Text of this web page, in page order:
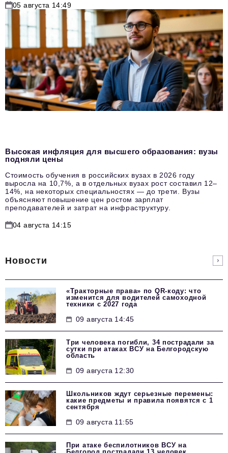
05 августа 14:49
Высокая инфляция для высшего образования: вузы
подняли цены
Стоимость обучения в российских вузах в 2026 году
выросла на 10,7%, а в отдельных вузах рост составил 12–
14%, на некоторых специальностях — до трети. Вузы
объясняют повышение цен ростом зарплат
преподавателей и затрат на инфраструктуру.
04 августа 14:15
Новости
«Тракторные права» по QR-коду: что
изменится для водителей самоходной
техники с 2027 года
09 августа 14:45
Три человека погибли, 34 пострадали за
сутки при атаках ВСУ на Белгородскую
область
09 августа 12:30
Школьников ждут серьезные перемены:
какие предметы и правила появятся с 1
сентября
09 августа 11:55
При атаке беспилотников ВСУ на